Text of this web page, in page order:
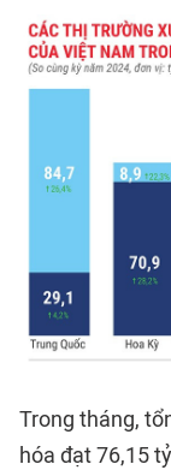
Trong tháng,
hóa đạt 76,15